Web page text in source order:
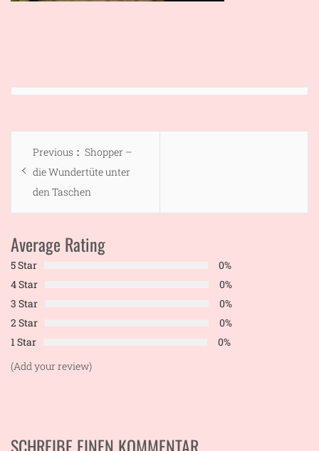
Beitragsnavigation
Previous
Previous
post:
Shopper –
die Wundertüte unter
den Taschen
Average Rating
5 Star
0%
4 Star
0%
3 Star
0%
2 Star
0%
1 Star
0%
(Add your review)